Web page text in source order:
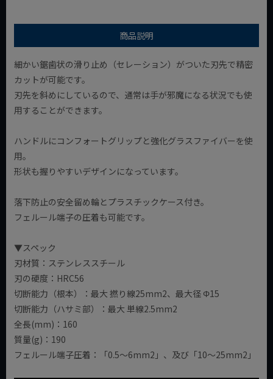
商品説明
細かい鋸歯状の滑り止め（セレーション）がついた刃先で精密
カットが可能です。
刃先を斜めにしているので、通常は手が邪魔になる状況でも使
用することができます。
ハンドルにコンフォートグリップと強化グラスファイバーを使
用。
形状も握りやすいデザインになっています。
落下防止の安全留め輪とプラスチックケース付き。
フェルール端子の圧着も可能です。
▼スペック
刃材質：ステンレススチール
刃の硬度：HRC56
切断能力（根本）：最大 撚り線25mm2、最大径 Φ15
切断能力（ハサミ部）：最大 単線2.5mm2
全長(mm)：160
質量(g)：190
フェルール端子圧着：「0.5～6mm2」、及び「10～25mm2」